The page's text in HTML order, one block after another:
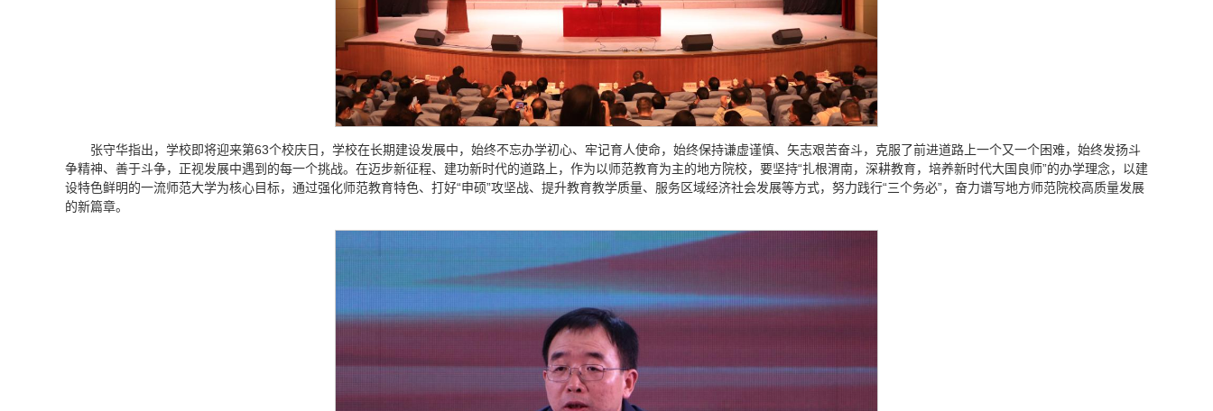
张守华指出，学校即将迎来第63个校庆日，学校在长期建设发展中，始终不忘办学初心、牢记育人使命，始终保持谦虚谨慎、矢志艰苦奋斗，克服了前进道路上一个又一个困难，始终发扬斗
争精神、善于斗争，正视发展中遇到的每一个挑战。在迈步新征程、建功新时代的道路上，作为以师范教育为主的地方院校，要坚持“扎根渭南，深耕教育，培养新时代大国良师”的办学理念，以建
设特色鲜明的一流师范大学为核心目标，通过强化师范教育特色、打好“申硕”攻坚战、提升教育教学质量、服务区域经济社会发展等方式，努力践行“三个务必”，奋力谱写地方师范院校高质量发展
的新篇章。